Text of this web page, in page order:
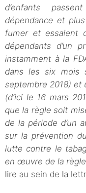
d’enfants
dépendance et
fumer et essaient
dépendants d’un
instamment à la
dans les six mois
septembre 2018) et
(d’ici le 16 mars
que la règle soit
de la période d’un
sur la prévention
lutte contre le
en œuvre de la règle
lire au sein de la